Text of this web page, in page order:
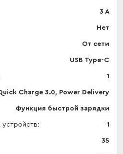
3 A
Нет
От сети
USB Type-C
1
Charge 3.0, Power Delivery
Функция быстрой зарядки
1
35